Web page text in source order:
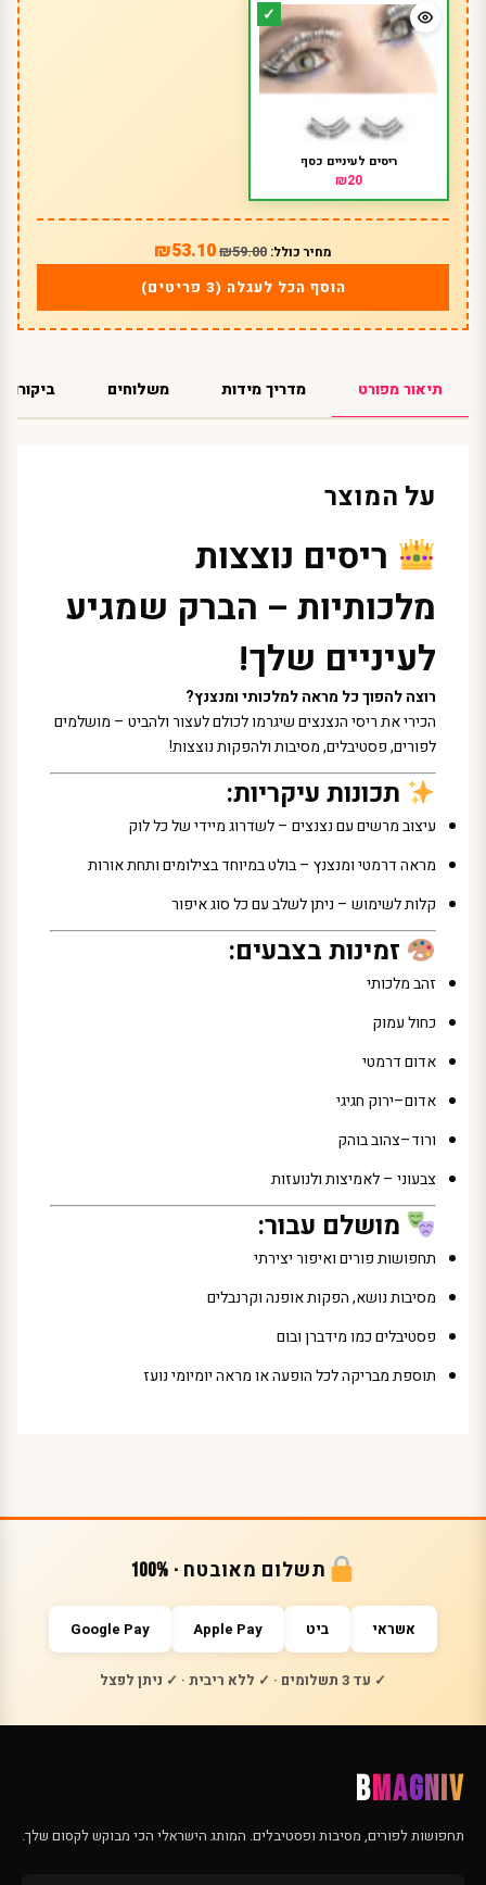
ריסים לעיניים כסף
₪20
מחיר כולל: ₪59.00
₪53.10
הוסף הכל לעגלה (3 פריטים)
תיאור מפורט מדריך מידות משלוחים ביקורות
על המוצר
ריסים נוצצות
מלכותיות – הברק שמגיע
לעיניים שלך!
רוצה להפוך כל מראה למלכותי ומנצנץ?
הכירי את ריסי הנצנצים שיגרמו לכולם לעצור ולהביט – מושלמים
לפורים, פסטיבלים, מסיבות ולהפקות נוצצות!
תכונות עיקריות:
עיצוב מרשים עם נצנצים – לשדרוג מיידי של כל לוק
מראה דרמטי ומנצנץ – בולט במיוחד בצילומים ותחת אורות
קלות לשימוש – ניתן לשלב עם כל סוג איפור
זמינות בצבעים:
זהב מלכותי
כחול עמוק
אדום דרמטי
אדום–ירוק חגיגי
ורוד–צהוב בוהק
צבעוני – לאמיצות ולנועזות
מושלם עבור:
תחפושות פורים ואיפור יצירתי
מסיבות נושא, הפקות אופנה וקרנבלים
פסטיבלים כמו מידברן ובום
תוספת מבריקה לכל הופעה או מראה יומיומי נועז
תשלום מאובטח · 100%
אשראי ביט Apple Pay
Google Pay
✓ עד 3 תשלומים · ✓ ללא ריבית · ✓ ניתן לפצל
BMAGNIV
תחפושות לפורים, מסיבות ופסטיבלים. המותג הישראלי הכי מבוקש לקסום שלך.